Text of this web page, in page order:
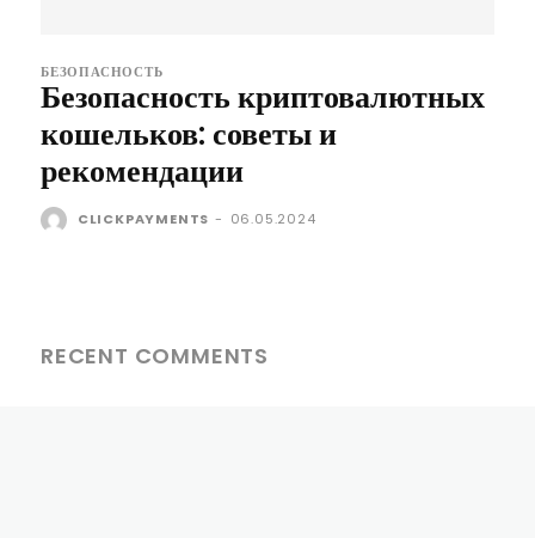
БЕЗОПАСНОСТЬ
Безопасность криптовалютных
кошельков: советы и
рекомендации
CLICKPAYMENTS - 06.05.2024
RECENT COMMENTS